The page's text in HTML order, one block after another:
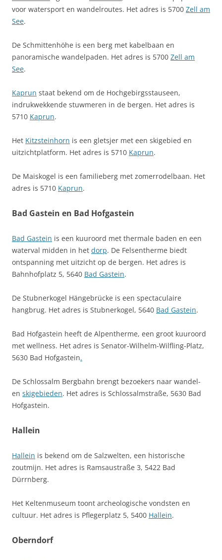
voor watersport en wandelroutes. Het adres is 5700 Zell am
See.
De Schmittenhöhe is een berg met kabelbaan en
panoramische wandelpaden. Het adres is 5700 Zell am
See.
Kaprun staat bekend om de Hochgebirgsstauseen,
indrukwekkende stuwmeren in de bergen. Het adres is
5710 Kaprun.
Het Kitzsteinhorn is een gletsjer met een skigebied en
uitzichtplatform. Het adres is 5710 Kaprun.
De Maiskogel is een familieberg met zomerrodelbaan. Het
adres is 5710 Kaprun.
Bad Gastein en Bad Hofgastein
Bad Gastein is een kuuroord met thermale baden en een
waterval midden in het dorp. De Felsentherme biedt
ontspanning met uitzicht op de bergen. Het adres is
Bahnhofplatz 5, 5640 Bad Gastein.
De Stubnerkogel Hängebrücke is een spectaculaire
hangbrug. Het adres is Stubnerkogel, 5640 Bad Gastein.
Bad Hofgastein heeft de Alpentherme, een groot kuuroord
met wellness. Het adres is Senator-Wilhelm-Wilfling-Platz,
5630 Bad Hofgastein.
De Schlossalm Bergbahn brengt bezoekers naar wandel-
en skigebieden. Het adres is Schlossalmstraße, 5630 Bad
Hofgastein.
Hallein
Hallein is bekend om de Salzwelten, een historische
zoutmijn. Het adres is Ramsaustraße 3, 5422 Bad
Dürrnberg.
Het Keltenmuseum toont archeologische vondsten en
cultuur. Het adres is Pflegerplatz 5, 5400 Hallein.
Oberndorf